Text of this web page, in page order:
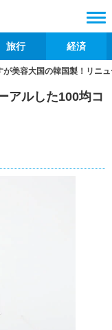
旅行 経済
が美容大国の韓国製！リニ
アルした100均コ